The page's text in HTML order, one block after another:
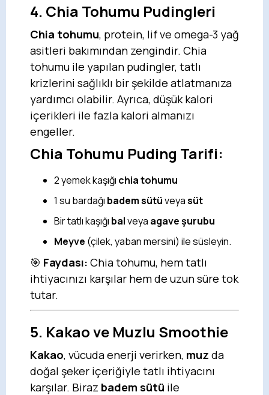
4. Chia Tohumu Pudingleri
Chia tohumu, protein, lif ve omega-3 yağ
asitleri bakımından zengindir. Chia
tohumu ile yapılan pudingler, tatlı
krizlerini sağlıklı bir şekilde atlatmanıza
yardımcı olabilir. Ayrıca, düşük kalori
içerikleri ile fazla kalori almanızı
engeller.
Chia Tohumu Puding Tarifi:
2 yemek kaşığı chia tohumu
1 su bardağı badem sütüveyasüt
Bir tatlı kaşığı balveya agave şurubu
Meyve (çilek, yaban mersini) ile süsleyin.
🎯 Faydası: Chia tohumu, hem tatlı
ihtiyacınızı karşılar hem de uzun süre tok
tutar.
5. Kakao ve Muzlu Smoothie
Kakao, vücuda enerji verirken, muz da
doğal şeker içeriğiyle tatlı ihtiyacını
karşılar. Biraz badem sütü ile